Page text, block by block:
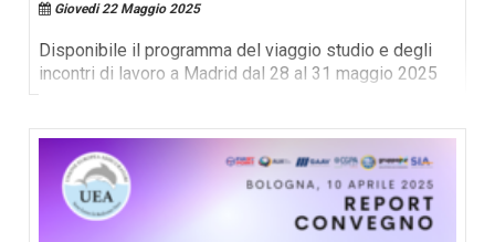
Giovedi 22 Maggio 2025
Disponibile il programma del viaggio studio e degli
incontri di lavoro a Madrid dal 28 al 31 maggio 2025